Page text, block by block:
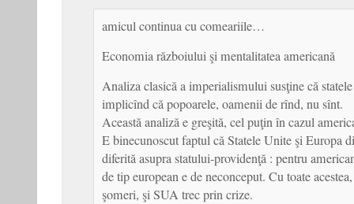
amicul continua cu comeariile…
Economia războiului şi mentalitatea americană
Analiza clasică a imperialismului susţine că
implicînd că popoarele, oamenii de rînd, nu sînt.
Această analiză e greşită, cel puţin în cazul
E binecunoscut faptul că Statele Unite şi Europa
diferită asupra statului-providenţă : pentru
de tip european e de neconceput. Cu toate
şomeri, şi SUA trec prin crize.